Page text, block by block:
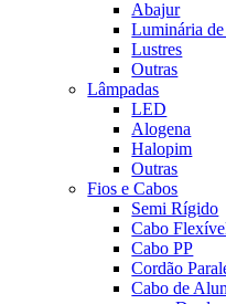
Abajur
Luminária de
Lustres
Outras
Lâmpadas
LED
Alogena
Halopim
Outras
Fios e Cabos
Semi Rígido
Cabo
Cabo PP
Cordão
Cabo de